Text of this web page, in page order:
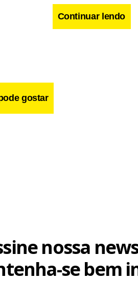
Continuar lendo
gostar
nossa
se bem